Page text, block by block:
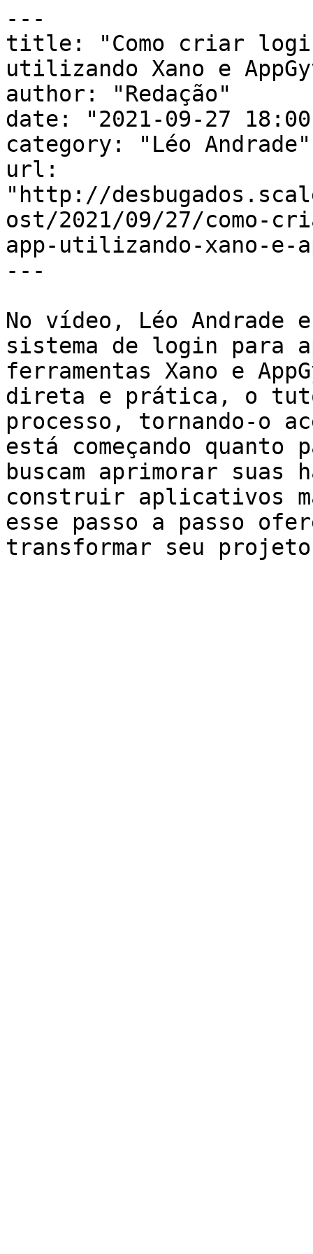
---
title: "Como criar
utilizando Xano e
author: "Redação"
date: "2021-09-27
category: "Léo Andrade"
url:
"http://
ost/2021/09/27/como-
app-utilizando-xano-e-
---
No vídeo, Léo Andrade
sistema de login para
ferramentas Xano e
direta e prática, o
processo, tornando-o
está começando quanto
buscam aprimorar suas
construir aplicativos
esse passo a passo
transformar seu